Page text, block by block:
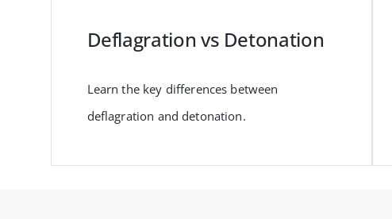
Deflagration vs Detonation
Learn the key differences between
deflagration and detonation.